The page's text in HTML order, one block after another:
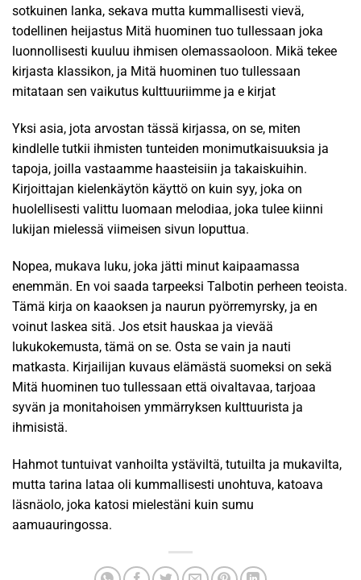
sotkuinen lanka, sekava mutta kummallisesti vievä,
todellinen heijastus Mitä huominen tuo tullessaan joka
luonnollisesti kuuluu ihmisen olemassaoloon. Mikä tekee
kirjasta klassikon, ja Mitä huominen tuo tullessaan
mitataan sen vaikutus kulttuuriimme ja e kirjat​
Yksi asia, jota arvostan tässä kirjassa, on se, miten
kindlelle tutkii ihmisten tunteiden monimutkaisuuksia ja
tapoja, joilla vastaamme haasteisiin ja takaiskuihin.
Kirjoittajan kielenkäytön käyttö on kuin syy, joka on
huolellisesti valittu luomaan melodiaa, joka tulee kiinni
lukijan mielessä viimeisen sivun loputtua.
Nopea, mukava luku, joka jätti minut kaipaamassa
enemmän. En voi saada tarpeeksi Talbotin perheen teoista.
Tämä kirja on kaaoksen ja naurun pyörremyrsky, ja en
voinut laskea sitä. Jos etsit hauskaa ja vievää
lukukokemusta, tämä on se. Osta se vain ja nauti
matkasta. Kirjailijan kuvaus elämästä suomeksi on sekä
Mitä huominen tuo tullessaan että oivaltavaa, tarjoaa
syvän ja monitahoisen ymmärryksen kulttuurista ja
ihmisistä.
Hahmot tuntuivat vanhoilta ystäviltä, tutuilta ja mukavilta,
mutta tarina lataa oli kummallisesti unohtuva, katoava
läsnäolo, joka katosi mielestäni kuin sumu
aamuauringossa.